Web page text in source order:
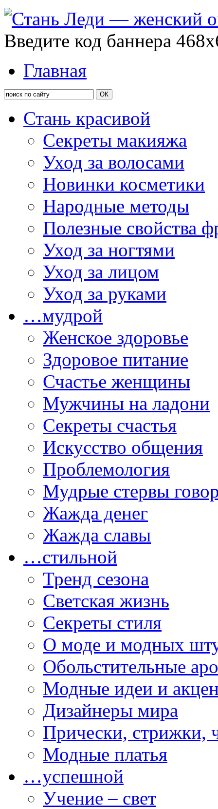
Введите код баннера
Главная
Стань красивой
Секреты макияжа
Уход за волосами
Новинки косметики
Народные методы
Полезные свойства
Уход за ногтями
Уход за лицом
Уход за руками
…мудрой
Женское здоровье
Здоровое питание
Счастье женщины
Мужчины на ладони
Секреты счастья
Искусство общения
Проблемология
Мудрые стервы
Жажда денег
Жажда славы
…стильной
Тренд сезона
Светская жизнь
Секреты стиля
О моде и модных
Обольстительные
Модные идеи и
Дизайнеры мира
Прически, стрижки,
Модные платья
…успешной
Учение – свет